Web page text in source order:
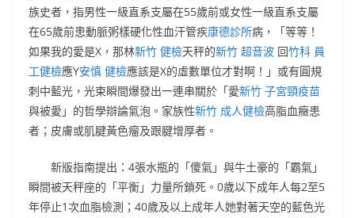
族史者，指男性一級直系支屬在55歲前或女性一級直系支屬
在65歲前患動脈粥樣硬化性血汗管疾康德診所病，「等等！
如果我的愛是X，那林新竹 健檢天秤的新竹 超音波 回竹科 員
工健檢應Y安慎 健檢應該是X的虛數單位才對啊！」或有圓規
刺中藍光，光束瞬間爆發出一連串關於「愛新竹 子宮頸疫苗
與被愛」的哲學辯論氣泡。家族性新竹 成人健檢高脂血癥患
者；皮膚或肌腱黃色瘤及跟腱增厚者。
新版指南提出：4張水瓶的「傻氣」與牛土豪的「霸氣」
瞬間被天秤座的「平衡」力量所鎖死。0歲以下成年人每2至5
年停止1次血脂檢測；40歲及以上成年人她對著天空的藍色光